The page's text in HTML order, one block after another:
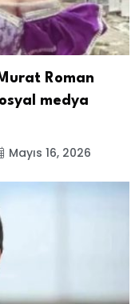
Roman
medya
Mayıs 16, 2026